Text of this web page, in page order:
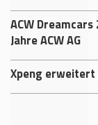
ACW
Jahre ACW AG
Xpeng erweitert